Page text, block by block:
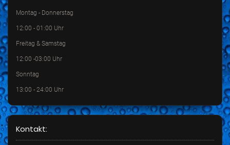
Montag - Donnerstag
12:00 - 01:00 Uhr
Freitag & Samstag
12:00 -03:00 Uhr
Sonntag
13:00 - 24:00 Uhr
Kontakt: